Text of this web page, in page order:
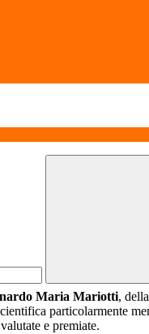
Maria Mariotti,
particolarmente
e premiate.